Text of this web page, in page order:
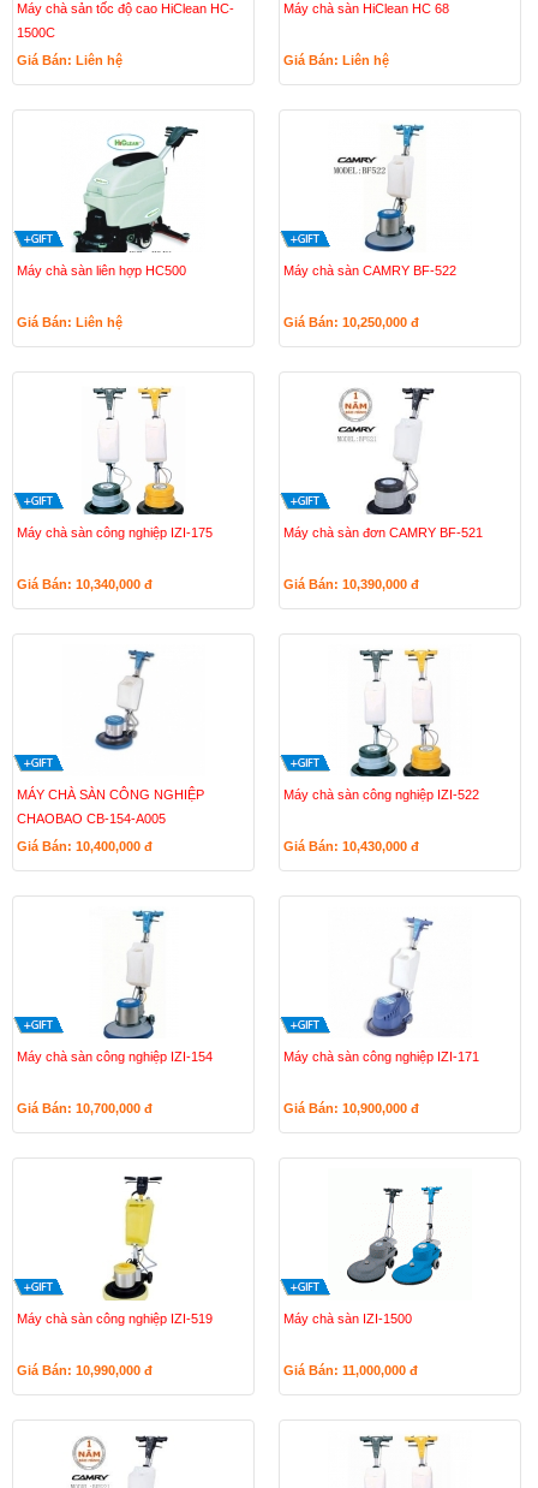
Máy chà sản tốc độ cao HiClean HC-
1500C
Giá Bán: Liên hệ
Máy chà sàn HiClean HC 68
Giá Bán: Liên hệ
Máy chà sàn liên hợp HC500
Giá Bán: Liên hệ
Máy chà sàn CAMRY BF-522
Giá Bán: 10,250,000 đ
Máy chà sàn công nghiệp IZI-175
Giá Bán: 10,340,000 đ
Máy chà sàn đơn CAMRY BF-521
Giá Bán: 10,390,000 đ
MÁY CHÀ SÀN CÔNG NGHIỆP
CHAOBAO CB-154-A005
Giá Bán: 10,400,000 đ
Máy chà sàn công nghiệp IZI-522
Giá Bán: 10,430,000 đ
Máy chà sàn công nghiệp IZI-154
Giá Bán: 10,700,000 đ
Máy chà sàn công nghiệp IZI-171
Giá Bán: 10,900,000 đ
Máy chà sàn công nghiệp IZI-519
Giá Bán: 10,990,000 đ
Máy chà sàn IZI-1500
Giá Bán: 11,000,000 đ